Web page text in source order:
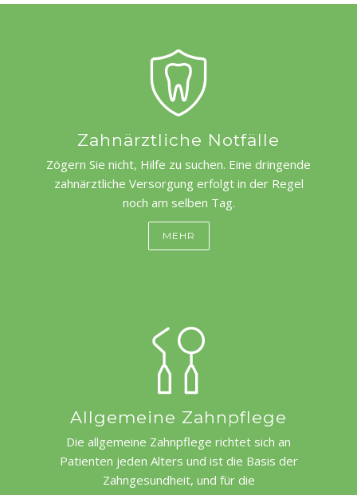
Zahnärztliche Notfälle
Zögern Sie nicht, Hilfe zu suchen. Eine dringende
zahnärztliche Versorgung erfolgt in der Regel
noch am selben Tag.
MEHR
Allgemeine Zahnpflege
Die allgemeine Zahnpflege richtet sich an
Patienten jeden Alters und ist die Basis der
Zahngesundheit, und für die